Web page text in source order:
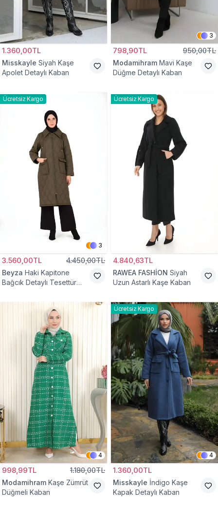
1.360,00TL
Misskayle Siyah Kaşe
Apolet Detaylı Kaban
3
798,90TL 950,00TL
Modamihram Mavi Kaşe
Düğme Detaylı Kaban
Ücretsiz Kargo
3
3.560,00TL 4.450,00TL
Beyza Haki Kapitone
Bağcık Detaylı Tesettür
Ücretsiz Kargo
4.840,63TL
RAWEA FASHİON Siyah
Uzun Astarlı Kaşe Kaban
4
998,99TL 1.180,00TL
Modamihram Kaşe Zümrüt
Düğmeli Kaban
Ücretsiz Kargo
4
1.360,00TL
Misskayle İndigo Kaşe
Kapak Detaylı Kaban